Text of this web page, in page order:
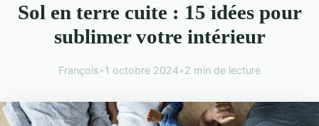
Sol en terre cuite : 15 idées pour
sublimer votre intérieur
François•1 octobre 2024•2 min de lecture